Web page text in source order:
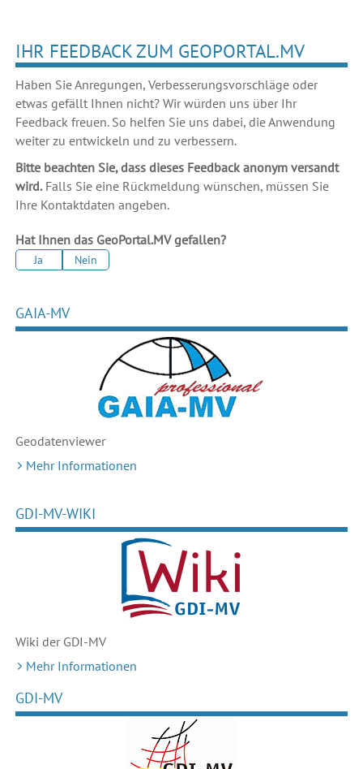
IHR FEEDBACK ZUM GEOPORTAL.MV
Haben Sie Anregungen, Verbesserungsvorschläge oder
etwas gefällt Ihnen nicht? Wir würden uns über Ihr
Feedback freuen. So helfen Sie uns dabei, die Anwendung
weiter zu entwickeln und zu verbessern.
Bitte beachten Sie, dass dieses Feedback anonym versandt
wird.Falls Sie eine Rückmeldung wünschen, müssen Sie
Ihre Kontaktdaten angeben.
Hat Ihnen das GeoPortal.MV gefallen?
Ja Nein
GAIA-MV
Geodatenviewer
Mehr Informationen
GDI-MV-WIKI
Wiki der GDI-MV
Mehr Informationen
GDI-MV